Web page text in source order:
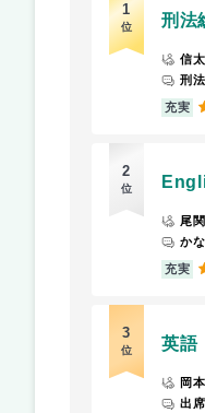
1
位 刑法
信
充実
2
位
尾関
充実
3
位 英語
岡
出